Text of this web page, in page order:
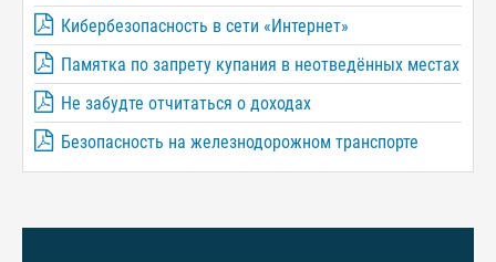
Кибербезопасность в сети «Интернет»
Памятка по запрету купания в неотведённых местах
Не забудте отчитаться о доходах
Безопасность на железнодорожном транспорте